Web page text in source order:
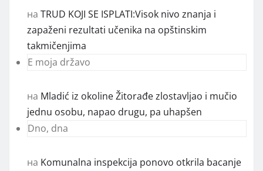
на TRUD KOJI SE ISPLATI:Visok nivo znanja i
zapaženi rezultati učenika na opštinskim
takmičenjima
E moja državo
на Mladić iz okoline Žitorađe zlostavljao i mučio
jednu osobu, napao drugu, pa uhapšen
Dno, dna
на Komunalna inspekcija ponovo otkrila bacanje